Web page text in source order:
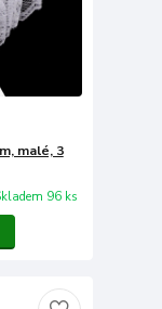
malé, 3
96 ks